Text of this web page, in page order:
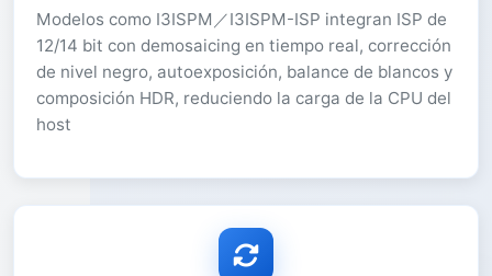
Modelos como I3ISPM／I3ISPM-ISP integran ISP de
12/14 bit con demosaicing en tiempo real, corrección
de nivel negro, autoexposición, balance de blancos y
composición HDR, reduciendo la carga de la CPU del
host